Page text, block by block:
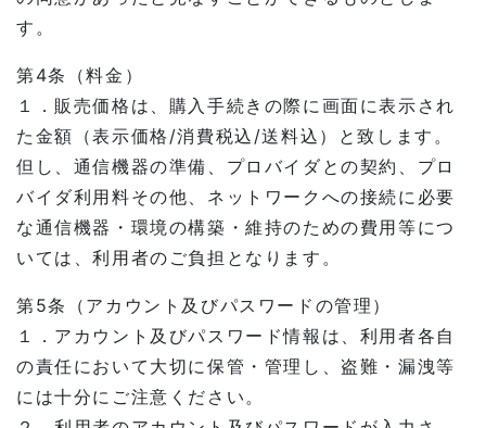
す。
第4条（料金）
１．販売価格は、購入手続きの際に画面に表示され
た金額（表示価格/消費税込/送料込）と致します。
但し、通信機器の準備、プロバイダとの契約、プロ
バイダ利用料その他、ネットワークへの接続に必要
な通信機器・環境の構築・維持のための費用等につ
いては、利用者のご負担となります。
第5条（アカウント及びパスワードの管理）
１．アカウント及びパスワード情報は、利用者各自
の責任において大切に保管・管理し、盗難・漏洩等
には十分にご注意ください。